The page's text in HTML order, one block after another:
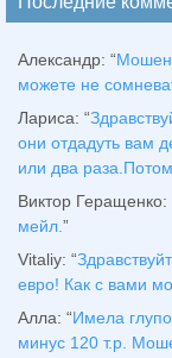
Александр: “
можете не
Лариса: “
они отдадуть вам
или два
Виктор Геращенко:
мейл. ”
Vitaliy: “
евро! Как с вами
Алла: “Имела
минус 120 т.р.